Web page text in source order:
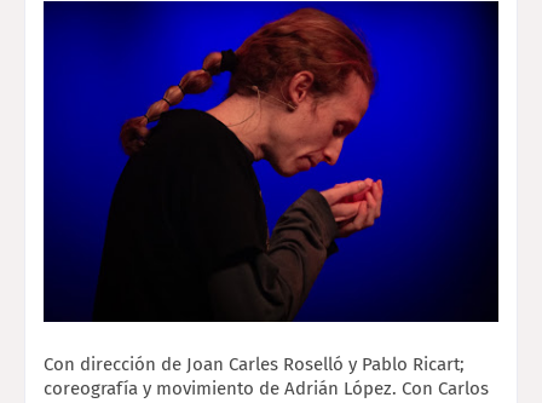
Con dirección de Joan Carles Roselló y Pablo Ricart;
coreografía y movimiento de Adrián López. Con Carlos